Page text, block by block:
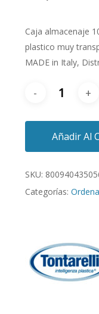
Caja almacenaje
plastico muy
MADE in Italy,
Añadir Al
SKU:
Categorías: